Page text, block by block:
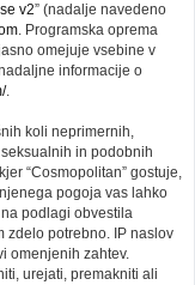
v2” (nadalje navedeno
. Programska oprema
omejuje vsebine v
informacije o
.
koli neprimernih,
in podobnih
“Cosmopolitan” gostuje,
pogoja vas lahko
podlagi obvestila
zdelo potrebno. IP naslov
omenjenih zahtev.
urejati, premakniti ali